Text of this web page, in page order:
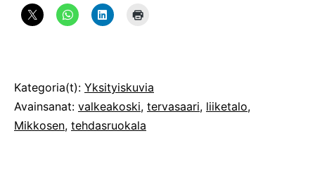
Julkaistu
Kategoria(t): Yksityiskuvia
Avainsanat: valkeakoski, tervasaari, liiketalo,
Mikkosen, tehdasruokala